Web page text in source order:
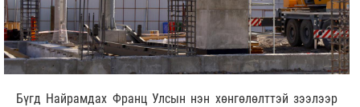
Бүгд Найрамдах Франц Улсын нэн хөнгөлөлттэй зээлээр